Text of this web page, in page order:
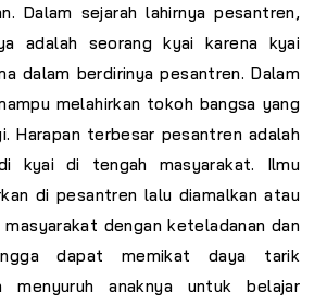
Dalam sejarah lahirnya pesantren,
adalah seorang kyai karena kyai
dalam berdirinya pesantren. Dalam
melahirkan tokoh bangsa yang
Harapan terbesar pesantren adalah
kyai di tengah masyarakat. Ilmu
di pesantren lalu diamalkan atau
masyarakat dengan keteladanan dan
dapat memikat daya tarik
menyuruh anaknya untuk belajar